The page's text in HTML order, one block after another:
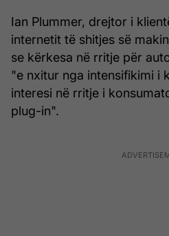
Ian Plummer, drejtor i
internetit të shitjes së
se kërkesa në rritje për
"e nxitur nga intensifikimi i
interesi në rritje i
plug-in".